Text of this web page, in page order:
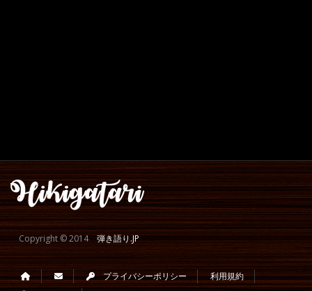
Copyright © 2014 弾き語り.JP
プライバシーポリシー
利用規約